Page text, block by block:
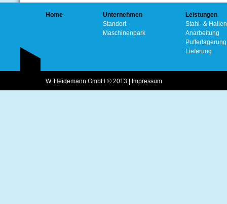
Home
Unternehmen
Standort
Maschinenpark
Leistungen
Stahl- &
Anarbeitung
Pufferlagerung
Lieferung
W. Heidemann GmbH © 2013 | Impressum